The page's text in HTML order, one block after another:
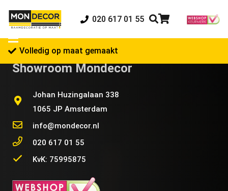
020 617 01 55
Volledig op maat gemaakt
Showroom Mondecor
Johan Huzingalaan 338
1065 JP Amsterdam
info@mondecor.nl
020 617 01 55
KvK: 75995875